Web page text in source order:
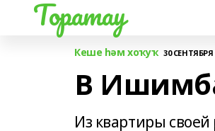
Торатау
Кеше һәм хоҡуҡ 30 СЕНТЯБРЯ
В
Из квартиры